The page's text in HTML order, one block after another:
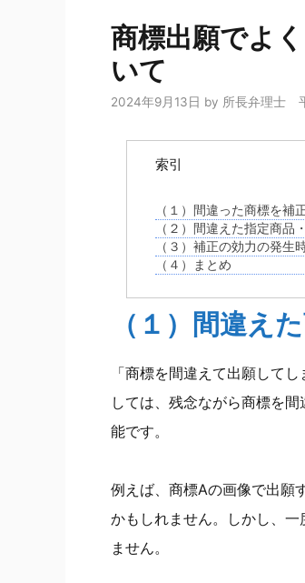
商標出願でよ
いて
2024年9月13日 by 所長弁理士
索引
（１）間違った商標を補
（２）間違えた指定商品
（３）補正の効力の発生
（４）まとめ
（１）間違え
「商標を間違えて出願して
しては、残念ながら商標を
能です。
例えば、商標Aの画像で出願
かもしれません。しかし、
ません。